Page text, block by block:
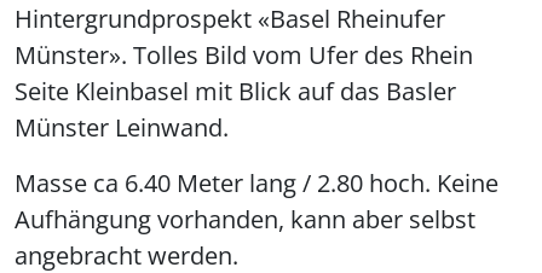
Hintergrundprospekt «Basel Rheinufer
Münster». Tolles Bild vom Ufer des Rhein
Seite Kleinbasel mit Blick auf das Basler
Münster Leinwand.
Masse ca 6.40 Meter lang / 2.80 hoch. Keine
Aufhängung vorhanden, kann aber selbst
angebracht werden.